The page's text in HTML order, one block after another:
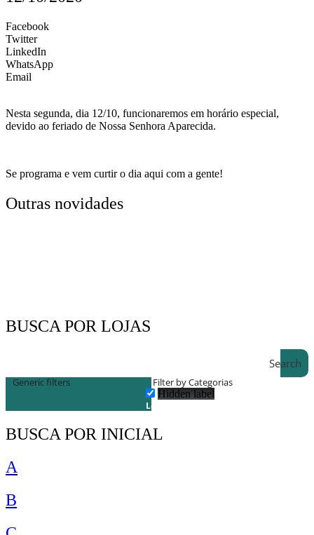
Facebook
Twitter
LinkedIn
WhatsApp
Email
Nesta segunda, dia 12/10, funcionaremos em horário especial,
devido ao feriado de Nossa Senhora Aparecida.
Se programa e vem curtir o dia aqui com a gente!
Outras novidades
BUSCA POR LOJAS
Search
Generic filters Filter by Categorias
Hidden label
Lojas
BUSCA POR INICIAL
A
B